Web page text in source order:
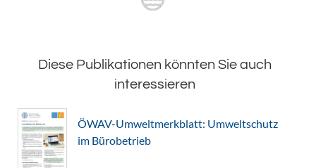
Diese Publikationen könnten Sie auch
interessieren
ÖWAV-Umweltmerkblatt: Umweltschutz
im Bürobetrieb